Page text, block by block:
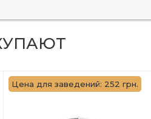
Цена для заведений: 252 грн.